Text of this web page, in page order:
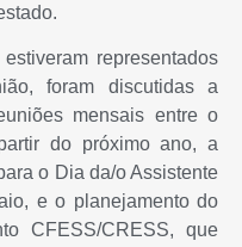
representados
foram discutidas a
mensais entre o
do próximo ano, a
o Dia da/o Assistente
e o planejamento do
CFESS/CRESS, que